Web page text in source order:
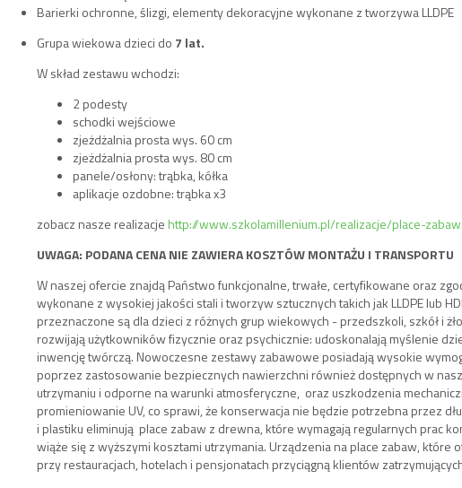
Barierki ochronne, ślizgi, elementy dekoracyjne wykonane z tworzywa LLDPE
Grupa wiekowa dzieci do 7 lat.
W skład zestawu wchodzi:
2 podesty
schodki wejściowe
zjeżdżalnia prosta wys. 60 cm
zjeżdżalnia prosta wys. 80 cm
panele/osłony: trąbka, kółka
aplikacje ozdobne: trąbka x3
zobacz nasze realizacje http://www.szkolamillenium.pl/realizacje/place-
UWAGA: PODANA CENA NIE ZAWIERA KOSZTÓW MONTAŻU I TRANSPORTU
W naszej ofercie znajdą Państwo funkcjonalne, trwałe, certyfikowane oraz
wykonane z wysokiej jakości stali i tworzyw sztucznych takich jak LLDPE lub
przeznaczone są dla dzieci z różnych grup wiekowych - przedszkoli, szkół i
rozwijają użytkowników fizycznie oraz psychicznie: udoskonalają myślenie
inwencję twórczą. Nowoczesne zestawy zabawowe posiadają wysokie
poprzez zastosowanie bezpiecznych nawierzchni również dostępnych w
utrzymaniu i odporne na warunki atmosferyczne, oraz uszkodzenia
promieniowanie UV, co sprawi, że konserwacja nie będzie potrzebna przez
i plastiku eliminują place zabaw z drewna, które wymagają regularnych prac
wiąże się z wyższymi kosztami utrzymania. Urządzenia na place zabaw,
przy restauracjach, hotelach i pensjonatach przyciągną klientów